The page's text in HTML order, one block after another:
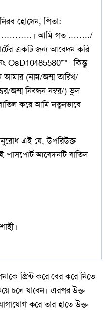
হোসেন, পিতা:
আমি গত ……../
একটি জন্য আবেদন করি
OsD10485580**। কিন্তু
(নাম/জন্ম তারিখ/
জন্ম নিবন্ধন নম্বর/) ভুল
করে আমি নতুনভাবে
এই যে, উপরিউক্ত
পাসপোর্ট আবেদনটি বাতিল
প্রিন্ট করে বের করে নিতে
চলে যাবেন। এরপর উক্ত
করে তার হাতে উক্ত